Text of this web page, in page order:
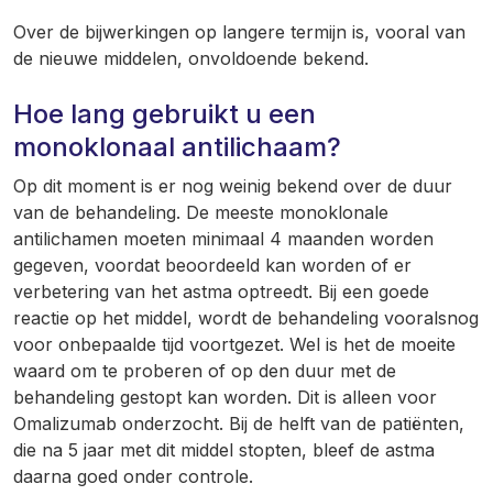
Over de bijwerkingen op langere termijn is, vooral van
de nieuwe middelen, onvoldoende bekend.
Hoe lang gebruikt u een
monoklonaal antilichaam?
Op dit moment is er nog weinig bekend over de duur
van de behandeling. De meeste monoklonale
antilichamen moeten minimaal 4 maanden worden
gegeven, voordat beoordeeld kan worden of er
verbetering van het astma optreedt. Bij een goede
reactie op het middel, wordt de behandeling vooralsnog
voor onbepaalde tijd voortgezet. Wel is het de moeite
waard om te proberen of op den duur met de
behandeling gestopt kan worden. Dit is alleen voor
Omalizumab onderzocht. Bij de helft van de patiënten,
die na 5 jaar met dit middel stopten, bleef de astma
daarna goed onder controle.